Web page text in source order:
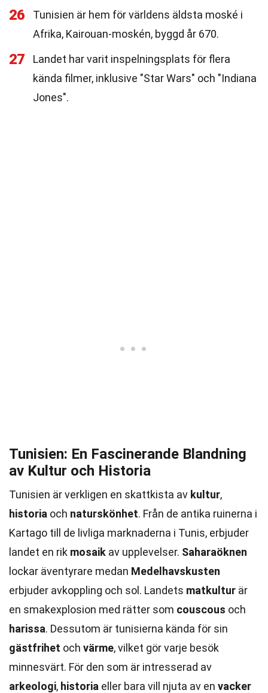
26
Tunisien är hem för världens äldsta moské i
Afrika, Kairouan-moskén, byggd år 670.
27
Landet har varit inspelningsplats för flera
kända filmer, inklusive "Star Wars" och "Indiana
Jones".
Tunisien: En Fascinerande Blandning
av Kultur och Historia
Tunisien är verkligen en skattkista av kultur,
historia och naturskönhet. Från de antika ruinerna i
Kartago till de livliga marknaderna i Tunis, erbjuder
landet en rik mosaik av upplevelser. Saharaöknen
lockar äventyrare medan Medelhavskusten
erbjuder avkoppling och sol. Landets matkultur är
en smakexplosion med rätter som couscous och
harissa. Dessutom är tunisierna kända för sin
gästfrihet och värme, vilket gör varje besök
minnesvärt. För den som är intresserad av
arkeologi, historia eller bara vill njuta av en vacker